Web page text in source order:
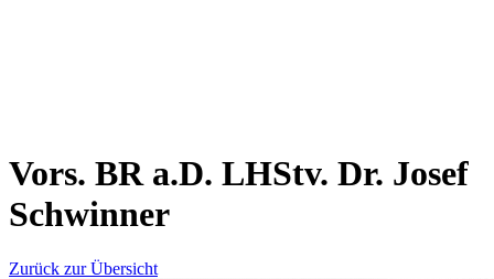
Vors. BR a.D. LHStv. Dr. Josef
Schwinner
Zurück zur Übersicht